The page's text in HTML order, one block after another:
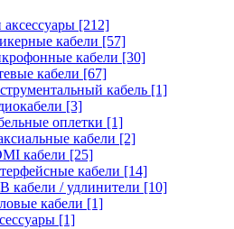
[212]
кабели [57]
кабели [30]
кабели [67]
кабель [1]
[3]
оплетки [1]
кабели [2]
кабели [25]
кабели [14]
кабели / удлинители [10]
кабели [1]
[1]